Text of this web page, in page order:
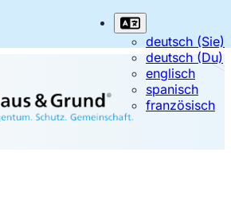
deutsch (Sie)
deutsch (Du)
englisch
spanisch
französisch